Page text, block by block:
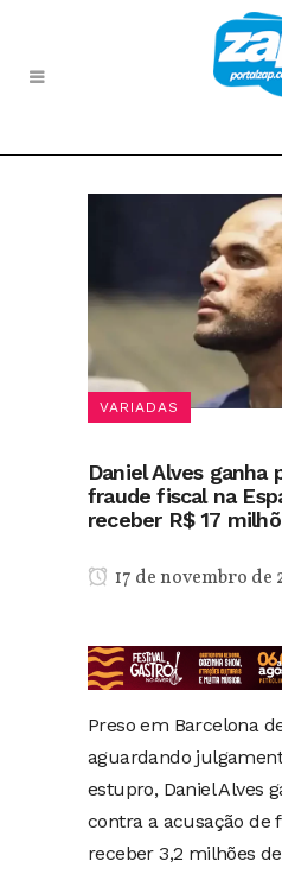
VARIADAS
Daniel Alves ganha
fraude fiscal na
receber R$ 17
17 de novembro de
Preso em Barcelona
aguardando
estupro, Daniel Alves
contra a acusação de
receber 3,2 milhões